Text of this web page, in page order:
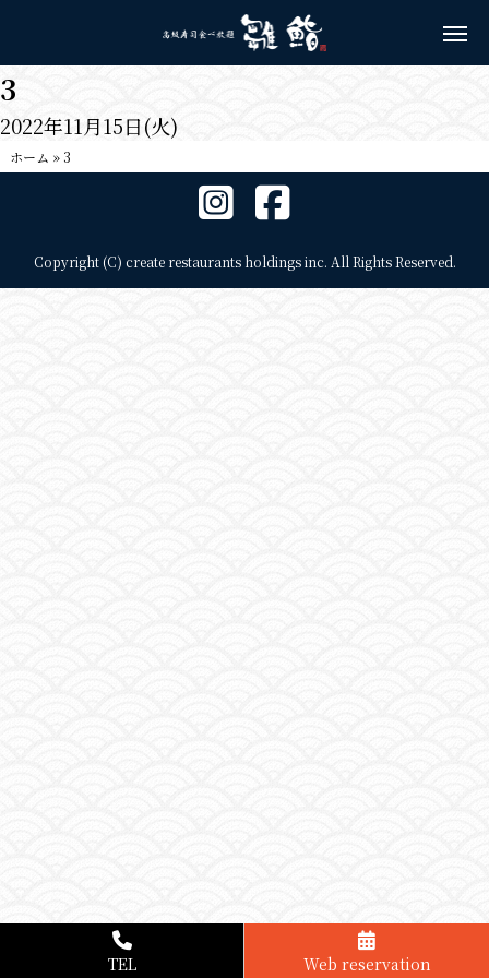
3
2022年11月15日(火)
ホーム » 3
Copyright (C) create restaurants holdings inc. All Rights Reserved.
TEL Web reservation